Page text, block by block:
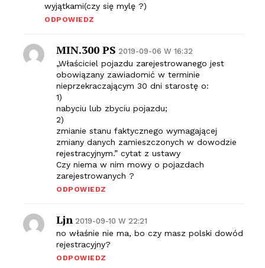
wyjątkami(czy się mylę ?)
ODPOWIEDZ
MIN.300 PS 2019-09-06 W 16:32
„Właściciel pojazdu zarejestrowanego jest
obowiązany zawiadomić w terminie
nieprzekraczającym 30 dni starostę o:
1)
nabyciu lub zbyciu pojazdu;
2)
zmianie stanu faktycznego wymagającej
zmiany danych zamieszczonych w dowodzie
rejestracyjnym.” cytat z ustawy
Czy niema w nim mowy o pojazdach
zarejestrowanych ?
ODPOWIEDZ
Ljn 2019-09-10 W 22:21
no właśnie nie ma, bo czy masz polski dowód
rejestracyjny?
ODPOWIEDZ